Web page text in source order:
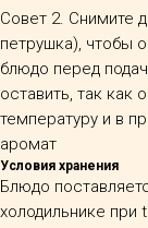
Совет 2. Снимите
петрушка), чтобы
блюдо перед
оставить, так
температуру и в
аромат
Условия хранения
Блюдо
холодильнике при t